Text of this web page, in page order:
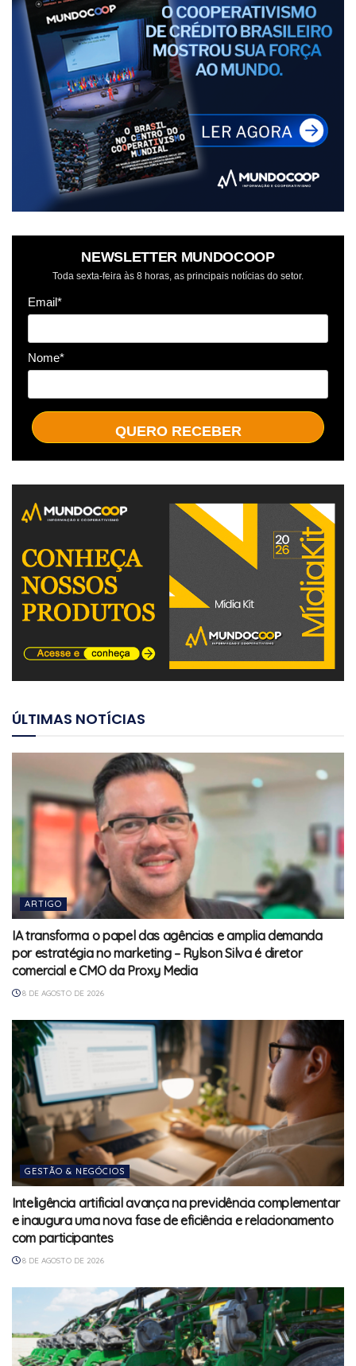
NEWSLETTER MUNDOCOOP
Toda sexta-feira às 8 horas, as principais notícias do setor.
Email*
Nome*
QUERO RECEBER
ÚLTIMAS NOTÍCIAS
ARTIGO
IA transforma o papel das agências e amplia demanda
por estratégia no marketing – Rylson Silva é diretor
comercial e CMO da Proxy Media
8 DE AGOSTO DE 2026
GESTÃO & NEGÓCIOS
Inteligência artificial avança na previdência complementar
e inaugura uma nova fase de eficiência e relacionamento
com participantes
8 DE AGOSTO DE 2026